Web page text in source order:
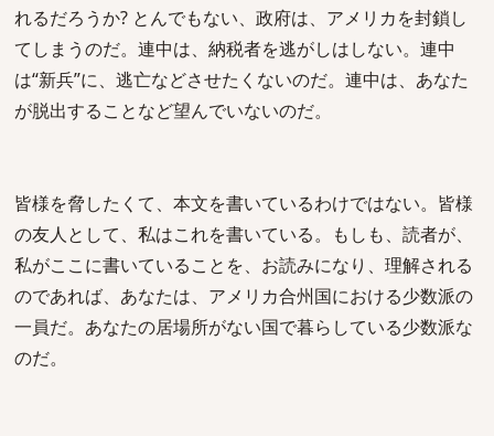
れるだろうか? とんでもない、政府は、アメリカを封鎖し
てしまうのだ。連中は、納税者を逃がしはしない。連中
は“新兵”に、逃亡などさせたくないのだ。連中は、あなた
が脱出することなど望んでいないのだ。
皆様を脅したくて、本文を書いているわけではない。皆様
の友人として、私はこれを書いている。もしも、読者が、
私がここに書いていることを、お読みになり、理解される
のであれば、あなたは、アメリカ合州国における少数派の
一員だ。あなたの居場所がない国で暮らしている少数派な
のだ。